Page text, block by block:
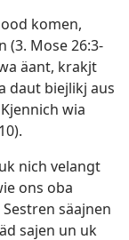
komen,
(3. Mose 26:3-
äant, krakjt
daut biejlikj aus
wia
).
nich velangt
ons oba
säajnen
sajen un uk